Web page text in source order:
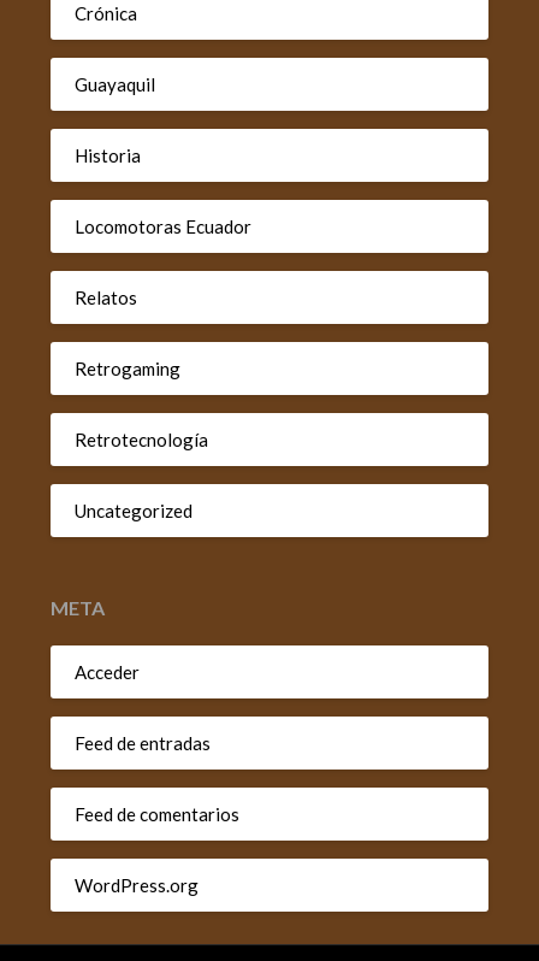
Crónica
Guayaquil
Historia
Locomotoras Ecuador
Relatos
Retrogaming
Retrotecnología
Uncategorized
META
Acceder
Feed de entradas
Feed de comentarios
WordPress.org